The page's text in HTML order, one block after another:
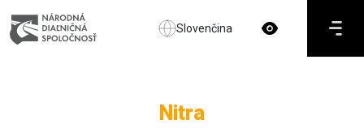
Slovenčina
Nitra